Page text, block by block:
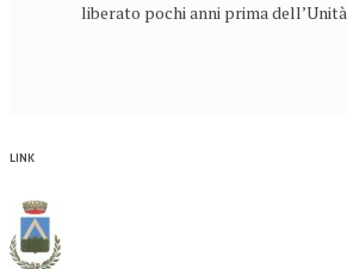
liberato pochi anni prima
LINK